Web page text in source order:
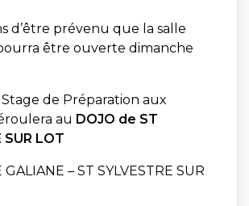
d’être prévenu que la salle
être ouverte dimanche
de Préparation aux
au DOJO de ST
SUR LOT
– ST SYLVESTRE SUR